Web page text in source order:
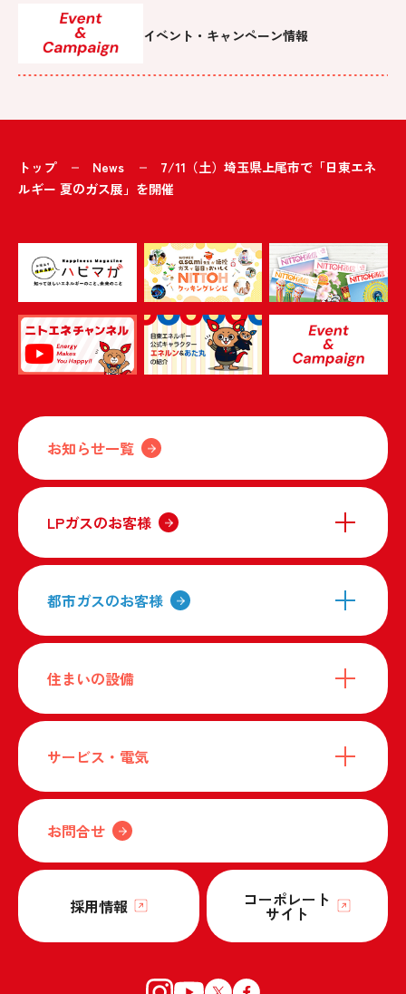
イベント・キャンペーン情報
トップ News
7/11（土）埼玉県上尾市で「日東エネ
ルギー 夏のガス展」を開催
お知らせ一覧
LPガスのお客様
都市ガスのお客様
住まいの設備
サービス・電気
お問合せ
採用情報 コーポレート
サイト